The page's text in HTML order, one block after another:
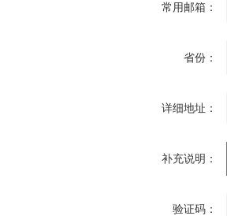
常用邮箱：
省份：
详细地址：
补充说明：
验证码：